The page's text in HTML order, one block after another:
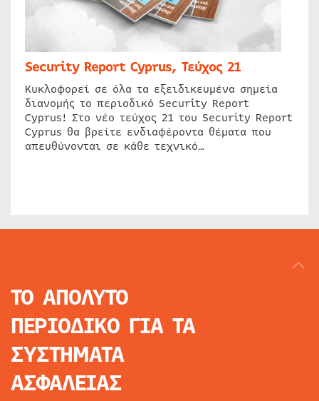
Security Report Cyprus, Τεύχος 21
Κυκλοφορεί σε όλα τα εξειδικευμένα σημεία
διανομής το περιοδικό Security Report
Cyprus! Στο νέο τεύχος 21 του Security Report
Cyprus θα βρείτε ενδιαφέροντα θέματα που
απευθύνονται σε κάθε τεχνικό…
ΤΟ ΑΠΟΛΥΤΟ
ΠΕΡΙΟΔΙΚΟ ΓΙΑ ΤΑ
ΣΥΣΤΗΜΑΤΑ
ΑΣΦΑΛΕΙΑΣ